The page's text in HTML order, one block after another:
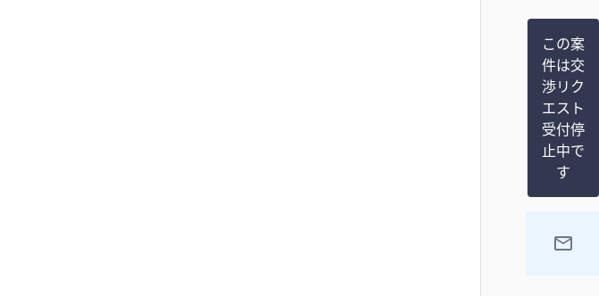
この案
件は交
渉リク
エスト
受付停
止中で
す